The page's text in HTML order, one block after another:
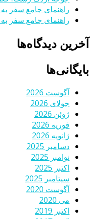
راهنمای جامع سفر به
راهنمای جامع سفر به
آخرین دیدگاه‌ها
بایگانی‌ها
آگوست 2026
جولای 2026
ژوئن 2026
فوریه 2026
ژانویه 2026
دسامبر 2025
نوامبر 2025
اکتبر 2025
سپتامبر 2025
آگوست 2020
می 2020
اکتبر 2019